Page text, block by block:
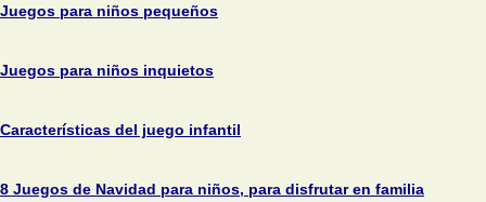
Juegos para niños pequeños
Juegos para niños inquietos
Características del juego infantil
8 Juegos de Navidad para niños, para disfrutar en familia